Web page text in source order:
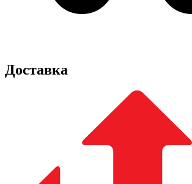
Доставка